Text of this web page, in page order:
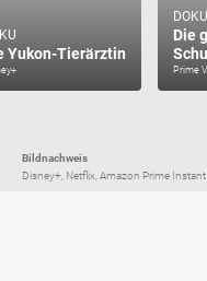
Yukon-Tierärztin
DOKU
Die
Prime
Bildnachweis
Disney+, Netflix, Amazon Prime